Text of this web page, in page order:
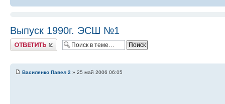
Выпуск 1990г. ЭСШ №1
Ответить
Василенко Павел 2 » 25 май 2006 06:05